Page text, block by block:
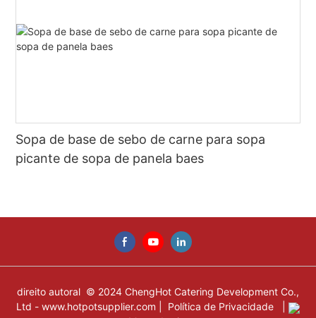
Sopa de base de sebo de carne para sopa
picante de sopa de panela baes
direito autoral © 2024 ChengHot Catering Development Co.,
Ltd - www.hotpotsupplier.com Política de Privacidade